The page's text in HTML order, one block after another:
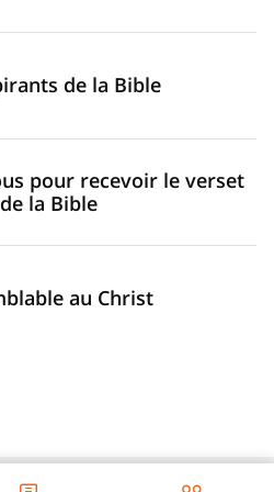
de la Bible
pour recevoir le verset
la Bible
au Christ